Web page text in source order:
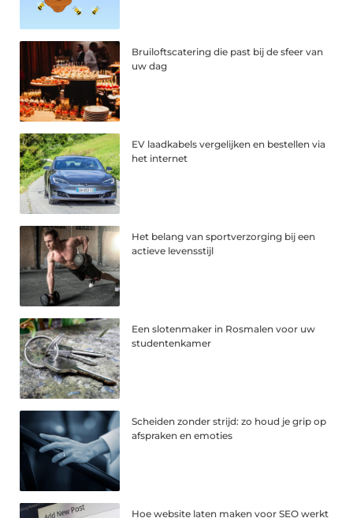
Bruiloftscatering die past bij de sfeer van
uw dag
EV laadkabels vergelijken en bestellen via
het internet
Het belang van sportverzorging bij een
actieve levensstijl
Een slotenmaker in Rosmalen voor uw
studentenkamer
Scheiden zonder strijd: zo houd je grip op
afspraken en emoties
Hoe website laten maken voor SEO werkt